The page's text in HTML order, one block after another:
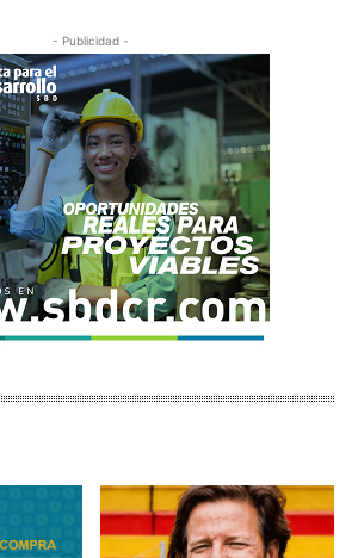
- Publicidad -